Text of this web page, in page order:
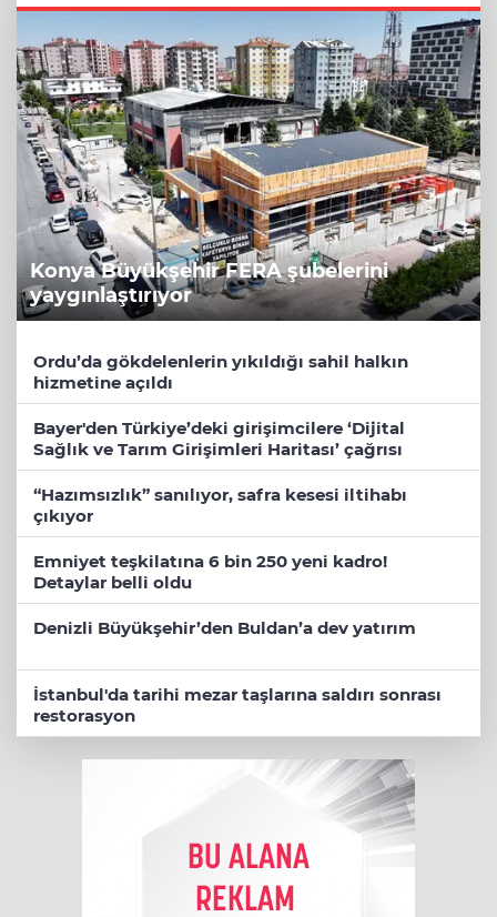
Konya Büyükşehir FERA şubelerini
yaygınlaştırıyor
Ordu’da gökdelenlerin yıkıldığı sahil halkın
hizmetine açıldı
Bayer'den Türkiye’deki girişimcilere ‘Dijital
Sağlık ve Tarım Girişimleri Haritası’ çağrısı
“Hazımsızlık” sanılıyor, safra kesesi iltihabı
çıkıyor
Emniyet teşkilatına 6 bin 250 yeni kadro!
Detaylar belli oldu
Denizli Büyükşehir’den Buldan’a dev yatırım
İstanbul'da tarihi mezar taşlarına saldırı sonrası
restorasyon